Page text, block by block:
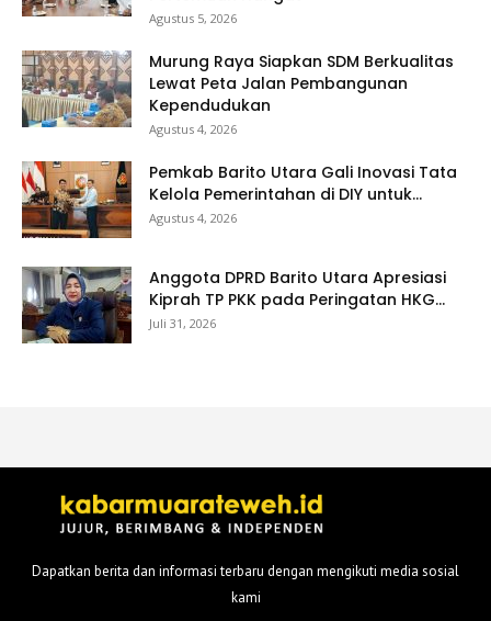
Agustus 5, 2026
Murung Raya Siapkan SDM Berkualitas
Lewat Peta Jalan Pembangunan
Kependudukan
Agustus 4, 2026
Pemkab Barito Utara Gali Inovasi Tata
Kelola Pemerintahan di DIY untuk...
Agustus 4, 2026
Anggota DPRD Barito Utara Apresiasi
Kiprah TP PKK pada Peringatan HKG...
Juli 31, 2026
Dapatkan berita dan informasi terbaru dengan mengikuti media sosial
kami